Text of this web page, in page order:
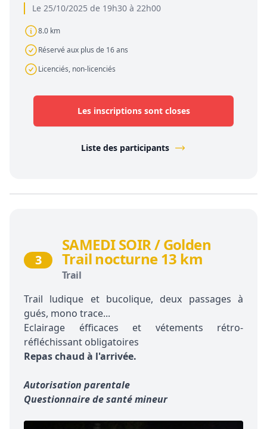
Le 25/10/2025 de 19h30 à 22h00
8.0 km
Réservé aux plus de 16 ans
Licenciés, non-licenciés
Les inscriptions sont closes
Liste des participants
3
SAMEDI SOIR / Golden
Trail nocturne 13 km
Trail
Trail ludique et bucolique, deux passages à
gués, mono trace...
Eclairage éfficaces et vétements rétro-
réfléchissant obligatoires
Repas chaud à l'arrivée.
Autorisation parentale
Questionnaire de santé mineur